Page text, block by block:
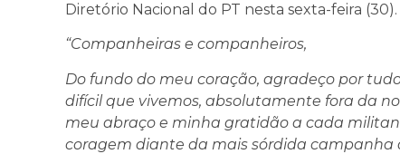
Diretório Nacional do PT nesta sexta-feira (30).
“Companheiras e companheiros,
Do fundo do meu coração, agradeço por
difícil que vivemos, absolutamente fora da
meu abraço e minha gratidão a cada
coragem diante da mais sórdida campanha